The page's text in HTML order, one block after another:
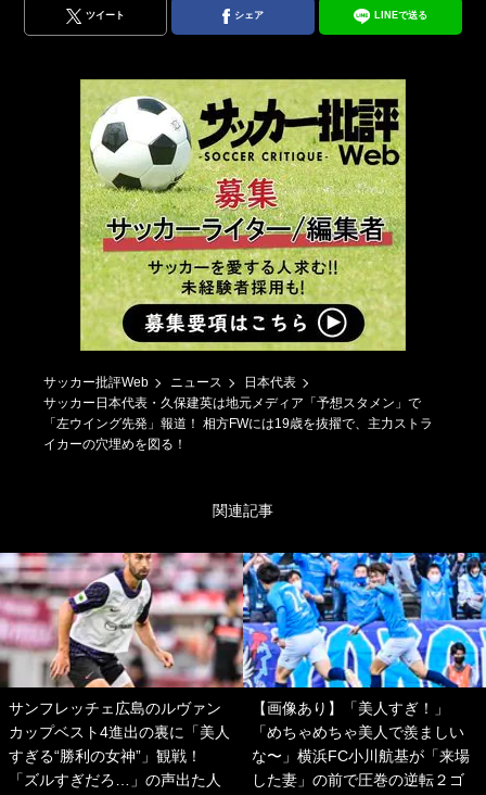
ツイート シェア LINEで送る
サッカー批評Web ニュース
日本代表
サッカー日本代表・久保建英は地元メディア「予想スタメン」で
「左ウイング先発」報道！ 相方FWには19歳を抜擢で、主力ストラ
イカーの穴埋めを図る！
関連記事
サンフレッチェ広島のルヴァン
カップベスト4進出の裏に「美人
すぎる“勝利の女神”」観戦！
「ズルすぎだろ…」の声出た人
【画像あり】「美人すぎ！」
「めちゃめちゃ美人で羨ましい
な〜」横浜FC小川航基が「来場
した妻」の前で圧巻の逆転２ゴ